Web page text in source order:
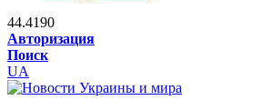
44.4190
Авторизация
Поиск
UA